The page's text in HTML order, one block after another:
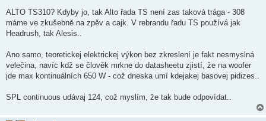
í
p
ě
k
ALTO TS310? Kdyby jo, tak Alto řada TS není zas taková trága - 308
máme ve zkušebně na zpěv a cajk. V rebrandu řadu TS používá jak
Headrush, tak Alesis..
Ano samo, teoretickej elektrickej výkon bez zkreslení je fakt nesmyslná
velečina, navíc kdž se člověk mrkne do datasheetu zjistí, že na woofer
jde max kontinuálních 650 W - což dneska umí kdejakej basovej pidizes..
SPL continuous udávaj 124, což myslím, že tak bude odpovídat..